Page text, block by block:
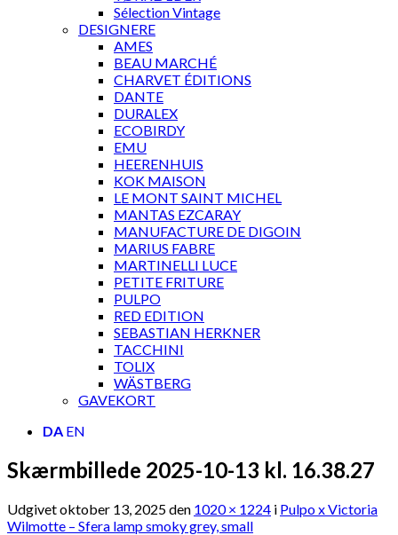
Sélection Vintage
DESIGNERE
AMES
BEAU MARCHÉ
CHARVET ÉDITIONS
DANTE
DURALEX
ECOBIRDY
EMU
HEERENHUIS
KOK MAISON
LE MONT SAINT MICHEL
MANTAS EZCARAY
MANUFACTURE DE DIGOIN
MARIUS FABRE
MARTINELLI LUCE
PETITE FRITURE
PULPO
RED EDITION
SEBASTIAN HERKNER
TACCHINI
TOLIX
WÄSTBERG
GAVEKORT
DA EN
Skærmbillede 2025-10-13 kl. 16.38.27
Udgivetoktober 13, 2025den 1020 × 1224 i Pulpo x Victoria
Wilmotte – Sfera lamp smoky grey, small